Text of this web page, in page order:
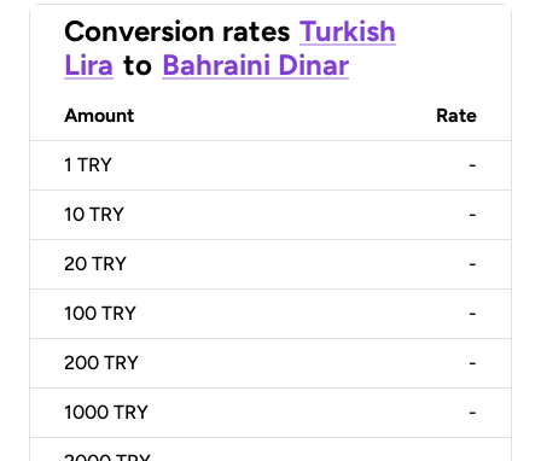
Conversion rates Turkish
Lira to Bahraini Dinar
Amount Rate
1 TRY -
10 TRY -
20 TRY -
100 TRY -
200 TRY -
1000 TRY -